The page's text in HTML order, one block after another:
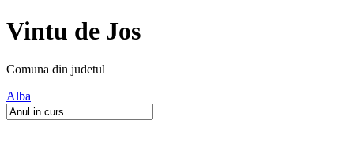
Vintu de Jos
Comuna din judetul
Alba